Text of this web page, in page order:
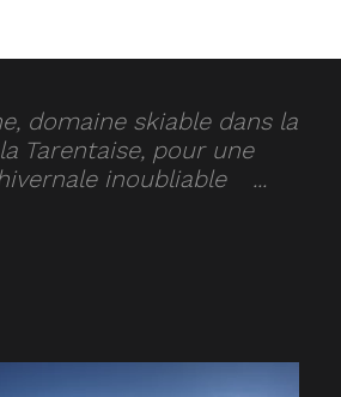
domaine skiable dans la
Tarentaise, pour une
inoubliable